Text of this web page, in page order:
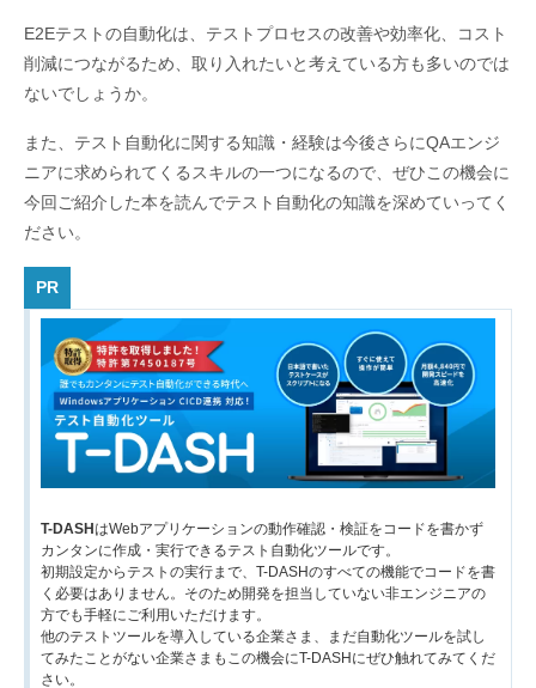
E2Eテストの自動化は、テストプロセスの改善や効率化、コスト
削減につながるため、取り入れたいと考えている方も多いのでは
ないでしょうか。
また、テスト自動化に関する知識・経験は今後さらにQAエンジ
ニアに求められてくるスキルの一つになるので、ぜひこの機会に
今回ご紹介した本を読んでテスト自動化の知識を深めていってく
ださい。
PR
T-DASHはWebアプリケーションの動作確認・検証をコードを書かず
カンタンに作成・実行できるテスト自動化ツールです。
初期設定からテストの実行まで、T-DASHのすべての機能でコードを書
く必要はありません。そのため開発を担当していない非エンジニアの
方でも手軽にご利用いただけます。
他のテストツールを導入している企業さま、まだ自動化ツールを試し
てみたことがない企業さまもこの機会にT-DASHにぜひ触れてみてくだ
さい。